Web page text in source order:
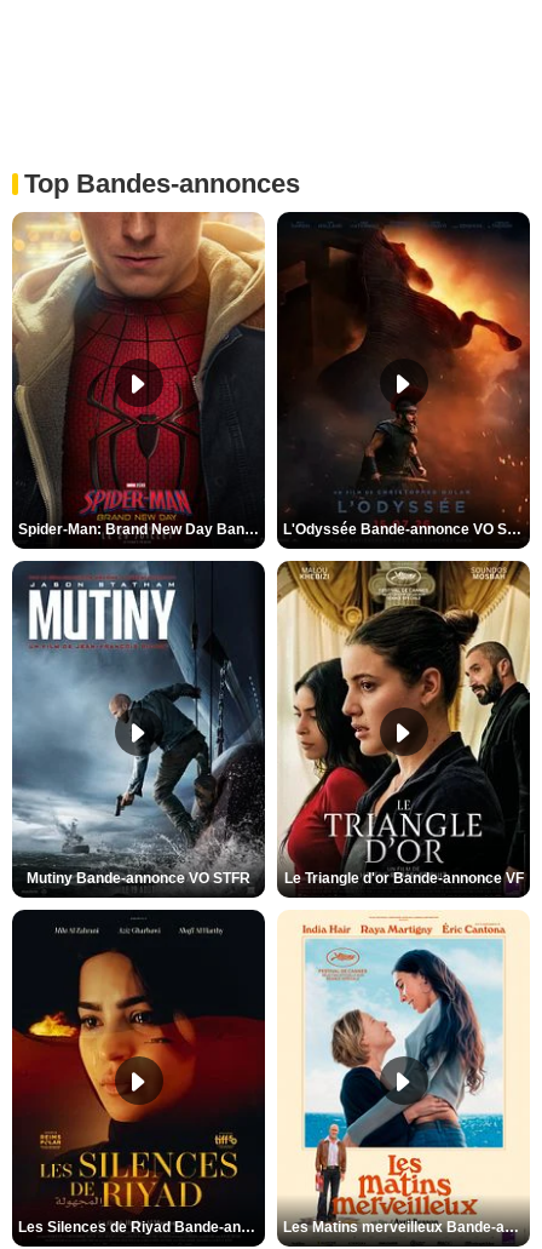
Top Bandes-annonces
Spider-Man: Brand New Day Bande-annonce VO STFR L'Odyssée Bande-annonce VO STFR
Mutiny Bande-annonce VO STFR Le Triangle d'or Bande-annonce VF
Les Silences de Riyad Bande-annonce VO STFR Les Matins merveilleux Bande-annonce VF